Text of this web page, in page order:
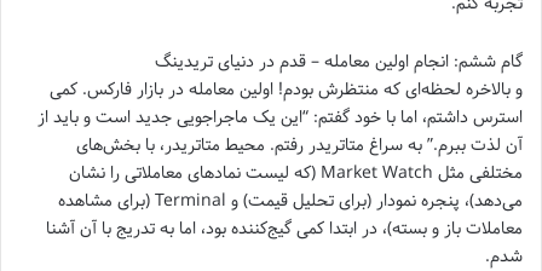
گام ششم: انجام اولین معامله – قدم در دنیای تریدینگ
و بالاخره لحظه‌ای که منتظرش بودم! اولین معامله در بازار فارکس. کمی
استرس داشتم، اما با خود گفتم: “این یک ماجراجویی جدید است و باید از
آن لذت ببرم.” به سراغ متاتریدر رفتم. محیط متاتریدر، با بخش‌های
مختلفی مثل Market Watch (که لیست نمادهای معاملاتی را نشان
می‌دهد)، پنجره نمودار (برای تحلیل قیمت) و Terminal (برای مشاهده
معاملات باز و بسته)، در ابتدا کمی گیج‌کننده بود، اما به تدریج با آن آشنا
شدم.